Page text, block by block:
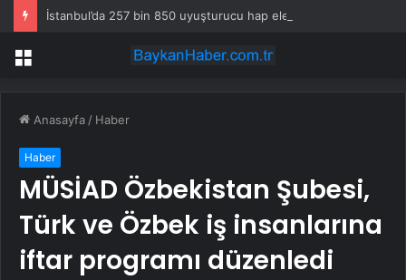
İstanbul’da 257 bin 850 uyuşturucu hap ele geçirildi
Menü
Anasayfa / Haber
Haber
MÜSİAD Özbekistan Şubesi,
Türk ve Özbek iş insanlarına
iftar programı düzenledi